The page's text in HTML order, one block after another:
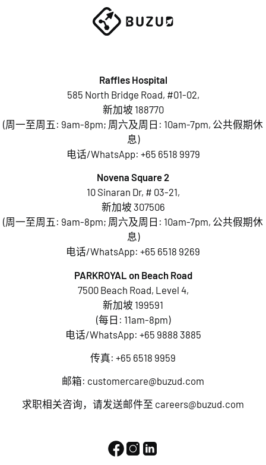
Raffles Hospital
585 North Bridge Road, #01-02,
新加坡 188770
(周一至周五: 9am-8pm; 周六及周日: 10am-7pm, 公共假期休
息)
电话/WhatsApp: +65 6518 9979
Novena Square 2
10 Sinaran Dr, # 03-21,
新加坡 307506
(周一至周五: 9am-8pm; 周六及周日: 10am-7pm, 公共假期休
息)
电话/WhatsApp: +65 6518 9269
PARKROYAL on Beach Road
7500 Beach Road, Level 4,
新加坡 199591
(每日: 11am-8pm)
电话/WhatsApp: +65 9888 3885
传真: +65 6518 9959
邮箱: customercare@buzud.com
求职相关咨询，请发送邮件至 careers@buzud.com